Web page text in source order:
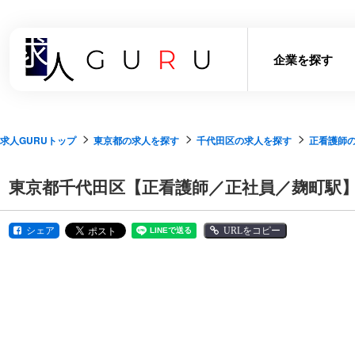
企業を探す
求人GURUトップ 東京都の求人を探す 千代田区の求人を探す 正看護師
東京都千代田区【正看護師／正社員／麹町
シェア URLをコピー